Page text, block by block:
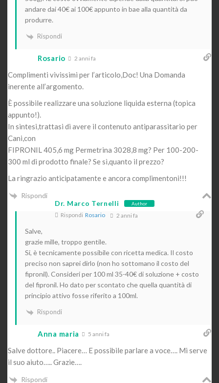
andare dai 40€ ai 100€ appunto in bae alla quantità da
produrre.
Rispondi
Rosario 2 anni fa
Complimenti vivissimi per l’articolo,Doc! Una Domanda
inerente all’argomento.
È possibile realizzare una soluzione liquida esterna (topica
appunto!).
In sintesi,trattasi di avere il contenuto antiparassitario per
Cani,con
FIPRONIL 405,6 mg Permetrina 3028,8 mg? Per 100-200-
300 ml di prodotto finale? Se sì,quanto il prezzo?
La ringrazio anticipatamente e ancora complimentoni!!!
Rispondi
Dr. Marco Ternelli
Author
Rispondi Rosario 2 anni fa
Salve,
grazie mille, troppo gentile.
Si, è tecnicamente possibile con ricetta medica. Il costo
preciso non saprei dirlo (non ho sottomano il costo del
fipronil). Consideri per 100 ml 35-40€ di soluzione + costo
del fipronil. Ho dato per scontato che quella quantità di
principio attivo fosse riferito a 100ml.
Rispondi
Anna maria 5 anni fa
Salve dottore.. Piacere… E possibile parlare a voce…. Mi serve
il suo aiuto….. Grazie….
Rispondi